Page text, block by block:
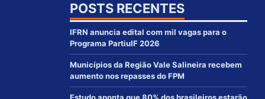
POSTS RECENTES
IFRN anuncia edital com mil vagas para o
Programa PartiuIF 2026
Municípios da Região Vale Salineira recebem
aumento nos repasses do FPM